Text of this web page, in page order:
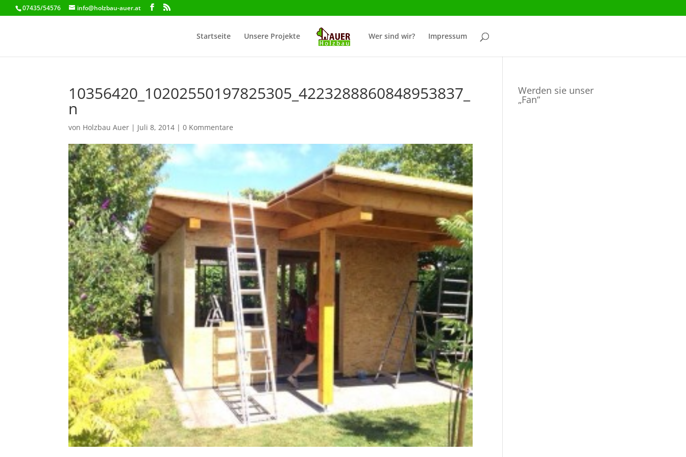
07435/54576 info@holzbau-auer.at
Startseite Unsere Projekte Wer sind wir? Impressum
10356420_10202550197825305_4223288860848953837_
n
von Holzbau Auer | Juli 8, 2014 |0 Kommentare
Werden sie unser
„Fan“